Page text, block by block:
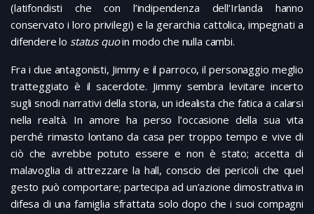
(latifondisti che con l’indipendenza dell’Irlanda hanno
conservato i loro privilegi) e la gerarchia cattolica, impegnati a
difendere lo status quoin modo che nulla cambi.
Fra i due antagonisti, Jimmy e il parroco, il personaggio meglio
tratteggiato è il sacerdote. Jimmy sembra levitare incerto
sugli snodi narrativi della storia, un idealista che fatica a calarsi
nella realtà. In amore ha perso l’occasione della sua vita
perché rimasto lontano da casa per troppo tempo e vive di
ciò che avrebbe potuto essere e non è stato; accetta di
malavoglia di attrezzare la hall, conscio dei pericoli che quel
gesto può comportare; partecipa ad un’azione dimostrativa in
difesa di una famiglia sfrattata solo dopo che i suoi compagni